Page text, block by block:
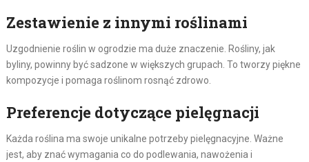
Zestawienie z innymi roślinami
Uzgodnienie roślin w ogrodzie ma duże znaczenie. Rośliny, jak
byliny, powinny być sadzone w większych grupach. To tworzy piękne
kompozycje i pomaga roślinom rosnąć zdrowo.
Preferencje dotyczące pielęgnacji
Każda roślina ma swoje unikalne potrzeby pielęgnacyjne. Ważne
jest, aby znać wymagania co do podlewania, nawożenia i